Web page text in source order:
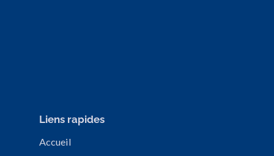
Liens rapides
Accueil